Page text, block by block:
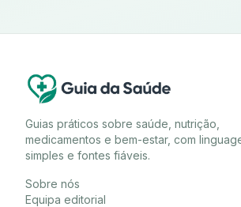
Guias práticos sobre saúde, nutrição,
medicamentos e bem-estar, com
simples e fontes fiáveis.
Sobre nós
Equipa editorial